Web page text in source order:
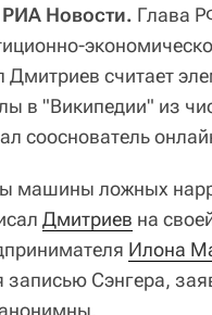
Новости. Глава
Дмитриев считает
в "Википедии" из
сооснователь
машины ложных
Дмитриев на
Илона
записью Сэнгера,